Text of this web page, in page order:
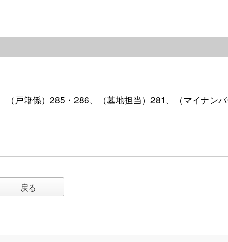
（戸籍係）285・286、（墓地担当）281、（マイナン
戻る